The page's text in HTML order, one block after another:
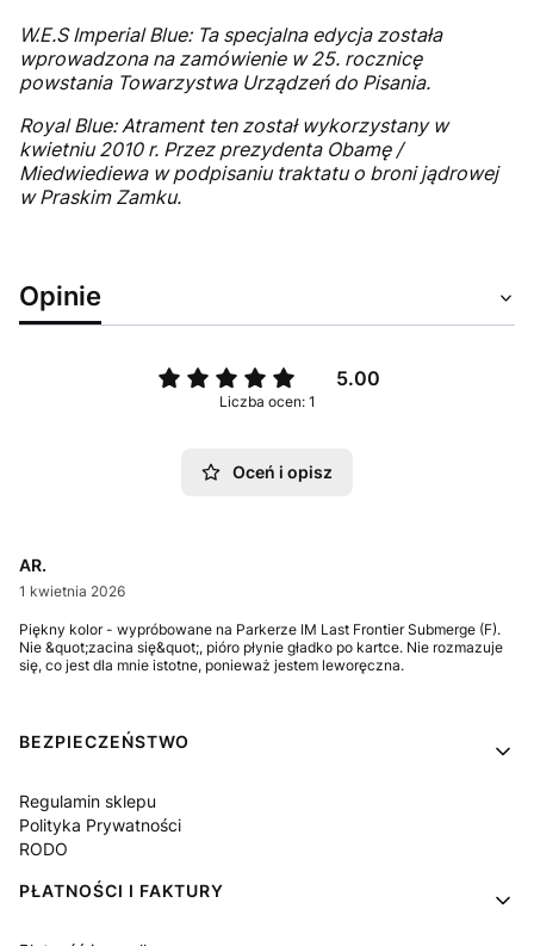
W.E.S Imperial Blue: Ta specjalna edycja została
wprowadzona na zamówienie w 25. rocznicę
powstania Towarzystwa Urządzeń do Pisania.
Royal Blue: Atrament ten został wykorzystany w
kwietniu 2010 r. Przez prezydenta Obamę /
Miedwiediewa w podpisaniu traktatu o broni jądrowej
w Praskim Zamku.
Opinie
5.00
Liczba ocen: 1
Oceń i opisz
AR.
1 kwietnia 2026
Piękny kolor - wypróbowane na Parkerze IM Last Frontier Submerge (F).
Nie &quot;zacina się&quot;, pióro płynie gładko po kartce. Nie rozmazuje
się, co jest dla mnie istotne, ponieważ jestem leworęczna.
Linki w stopce
BEZPIECZEŃSTWO
Regulamin sklepu
Polityka Prywatności
RODO
PŁATNOŚCI I FAKTURY